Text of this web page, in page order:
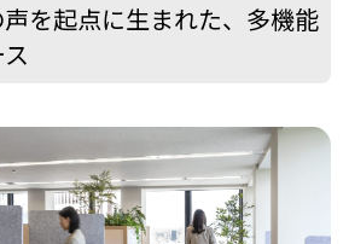
を起点に生まれた、多機能